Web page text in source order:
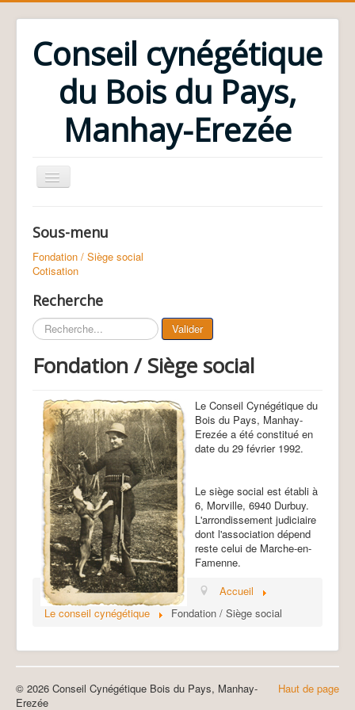
Conseil cynégétique
du Bois du Pays,
Manhay-Erezée
Communications
Communications générales
Présentation
Collège des Administrateurs
Règlement d'ordre intérieur
Statuts
Le conseil cynégétique
Fondation / Siège social
Plan de tir 24-25
Quotas attribués 24-25
Secteur 1 (24-25)
Secteur 2 (24-25)
Secteur 3 (24-25)
Tirs 2024-25
Tirs boisés 24-25
Tirs non boisés 24-25
Cervidés accidentés 24-25
Plan de tir 25-26
Plan de tir DNF 25-26
Dates de battues 2025-26
Quotas attribués 25-26
Secteur 1 (25-26)
Secteur 2 (25-26)
Secteur 3 (25-26)
Tirs 2025-26
Tirs non boisés 25-26
Cervidés accidentés 25-26
Sangliers
Sous-menu
Fondation / Siège social
Cotisation
Recherche
Valider
Fondation / Siège social
Le Conseil Cynégétique du
Bois du Pays, Manhay-
Erezée a été constitué en
date du 29 février 1992.
Le siège social est établi à
6, Morville, 6940 Durbuy.
L'arrondissement judiciaire
dont l'association dépend
reste celui de Marche-en-
Famenne.
Accueil
Le conseil cynégétique
Fondation / Siège social
Haut de page
© 2026 Conseil Cynégétique Bois du Pays, Manhay-
Erezée